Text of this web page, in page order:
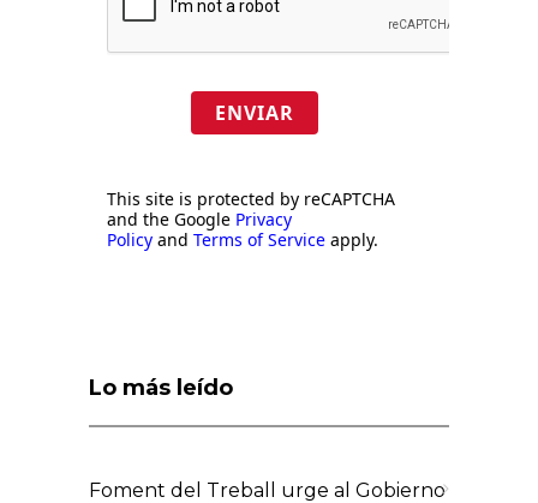
ENVIAR
This site is protected by reCAPTCHA
and the Google Privacy
Policy and Terms of Service apply.
Lo más leído
Foment del Treball urge al Gobierno